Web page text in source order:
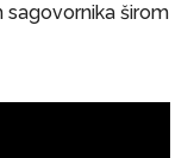
sagovornika širom